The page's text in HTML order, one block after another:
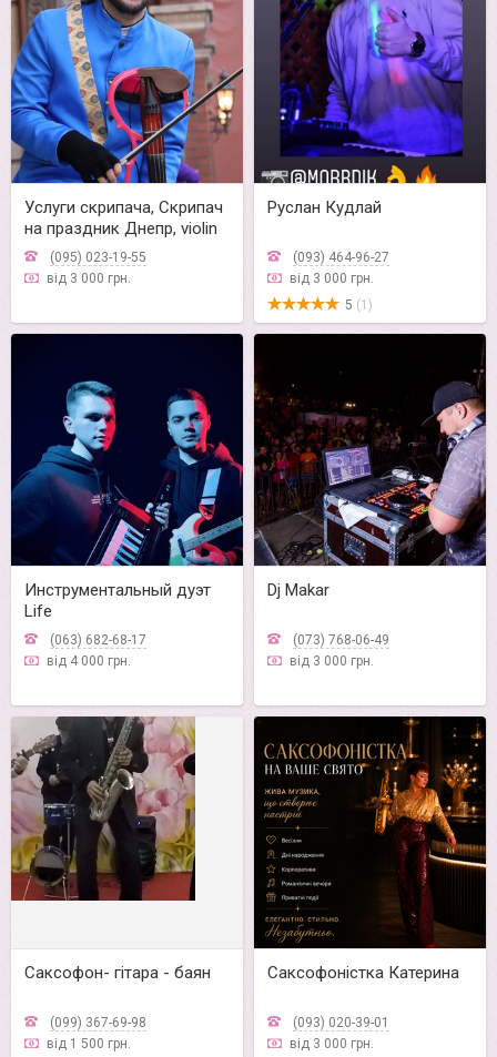
Услуги скрипача, Скрипач
на праздник Днепр, violin
(095) 023-19-55
від 3 000 грн.
Руслан Кудлай
(093) 464-96-27
від 3 000 грн.
5 (1)
Инструментальный дуэт
Life
(063) 682-68-17
від 4 000 грн.
Dj Makar
(073) 768-06-49
від 3 000 грн.
Саксофон- гітара - баян
(099) 367-69-98
від 1 500 грн.
Саксофоністка Катерина
(093) 020-39-01
від 3 000 грн.